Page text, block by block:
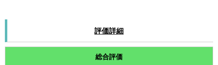
評価詳細
総合評価